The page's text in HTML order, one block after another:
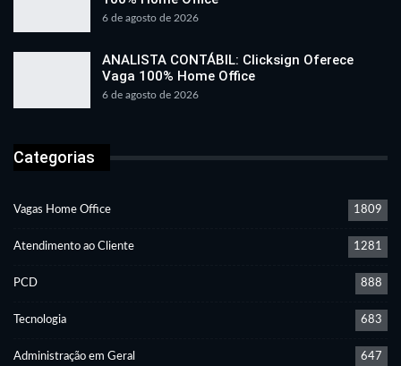
6 de agosto de 2026
ANALISTA CONTÁBIL: Clicksign Oferece
Vaga 100% Home Office
6 de agosto de 2026
Categorias
Vagas Home Office 1809
Atendimento ao Cliente 1281
PCD 888
Tecnologia 683
Administração em Geral 647